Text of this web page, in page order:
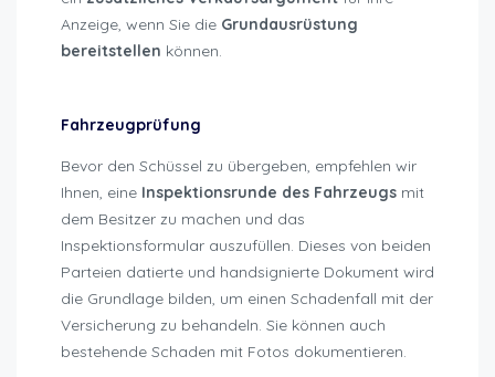
Anzeige, wenn Sie die Grundausrüstung
bereitstellen können.
Fahrzeugprüfung
Bevor den Schüssel zu übergeben, empfehlen wir
Ihnen, eine Inspektionsrunde des Fahrzeugs mit
dem Besitzer zu machen und das
Inspektionsformular auszufüllen. Dieses von beiden
Parteien datierte und handsignierte Dokument wird
die Grundlage bilden, um einen Schadenfall mit der
Versicherung zu behandeln. Sie können auch
bestehende Schaden mit Fotos dokumentieren.